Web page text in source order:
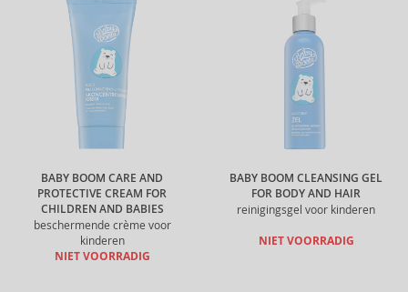
BABY BOOM CARE AND
PROTECTIVE CREAM FOR
CHILDREN AND BABIES
beschermende crème voor
kinderen
NIET VOORRADIG
BABY BOOM CLEANSING GEL
FOR BODY AND HAIR
reinigingsgel voor kinderen
NIET VOORRADIG